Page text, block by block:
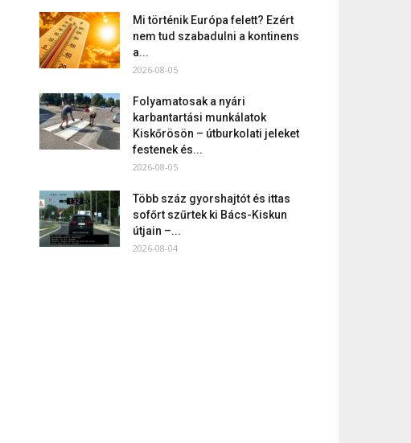
Mi történik Európa felett? Ezért
nem tud szabadulni a kontinens
a...
2026-08-05
Folyamatosak a nyári
karbantartási munkálatok
Kiskőrösön – útburkolati jeleket
festenek és...
2026-08-05
Több száz gyorshajtót és ittas
sofőrt szűrtek ki Bács-Kiskun
útjain –...
2026-08-04